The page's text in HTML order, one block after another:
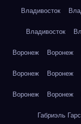
Владивосток
Владивосток
Воронеж Воронеж
Воронеж Воронеж
Воронеж Воронеж
Габриэль